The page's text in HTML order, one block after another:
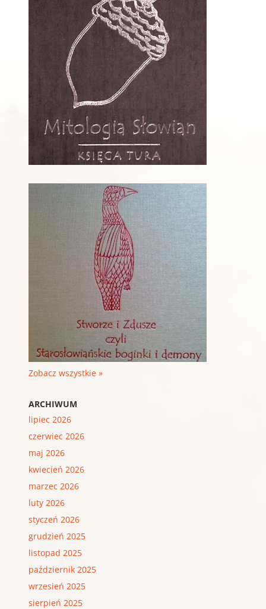
Zobacz wszystkie »
ARCHIWUM
lipiec 2026
czerwiec 2026
maj 2026
kwiecień 2026
marzec 2026
luty 2026
styczeń 2026
grudzień 2025
listopad 2025
październik 2025
wrzesień 2025
sierpień 2025